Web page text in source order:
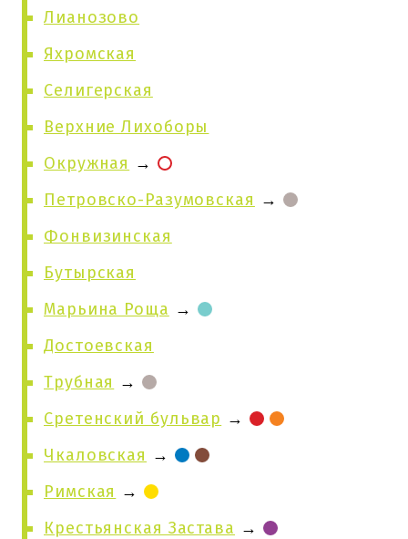
Лианозово
Яхромская
Селигерская
Верхние Лихоборы
Окружная →
Петровско-Разумовская →
Фонвизинская
Бутырская
Марьина Роща →
Достоевская
Трубная →
Сретенский бульвар →
Чкаловская →
Римская →
Крестьянская Застава →